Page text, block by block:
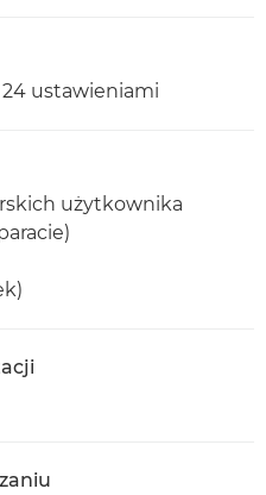
ustawieniami
użytkownika